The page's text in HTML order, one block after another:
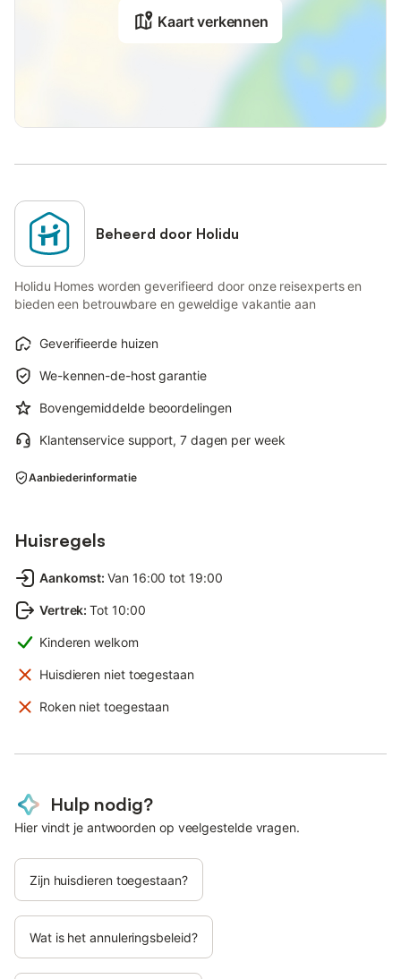
Kaart verkennen
Beheerd door Holidu
Holidu Homes worden geverifieerd door onze reisexperts en
bieden een betrouwbare en geweldige vakantie aan
Geverifieerde huizen
We-kennen-de-host garantie
Bovengemiddelde beoordelingen
Klantenservice support, 7 dagen per week
Aanbiederinformatie
Huisregels
Aankomst: Van 16:00 tot 19:00
Vertrek: Tot 10:00
Kinderen welkom
Huisdieren niet toegestaan
Roken niet toegestaan
Hulp nodig?
Hier vindt je antwoorden op veelgestelde vragen.
Zijn huisdieren toegestaan?
Wat is het annuleringsbeleid?